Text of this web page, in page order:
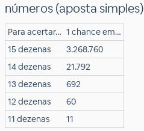
números (aposta simples)
Para acertar… 1 chance em…
15 dezenas
3.268.760
14 dezenas
21.792
13 dezenas
692
12 dezenas
60
11 dezenas
11